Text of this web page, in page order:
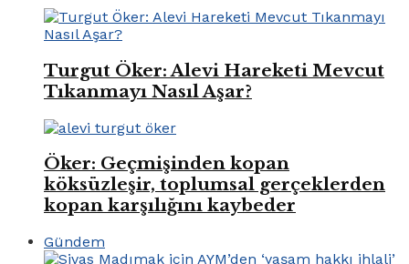
Turgut Öker: Alevi Hareketi Mevcut
Tıkanmayı Nasıl Aşar?
Öker: Geçmişinden kopan
köksüzleşir, toplumsal gerçeklerden
kopan karşılığını kaybeder
Gündem